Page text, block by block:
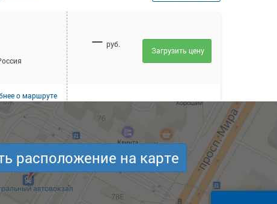
о маршруте
— руб.
Загрузить цену
расположение на карте